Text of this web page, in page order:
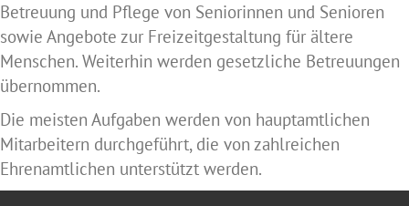
Betreuung und Pflege von Seniorinnen und Senioren
sowie Angebote zur Freizeitgestaltung für ältere
Menschen. Weiterhin werden gesetzliche Betreuungen
übernommen.
Die meisten Aufgaben werden von hauptamtlichen
Mitarbeitern durchgeführt, die von zahlreichen
Ehrenamtlichen unterstützt werden.